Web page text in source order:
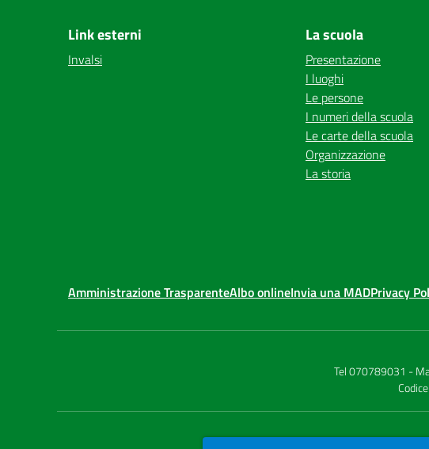
Link esterni
Invalsi
La scuola
Presentazione
I luoghi
Le persone
I numeri della scuola
Le carte della scuola
Organizzazione
La storia
Amministrazione TrasparenteAlbo onlineInvia una MADPrivacy
Tel 070789031 -